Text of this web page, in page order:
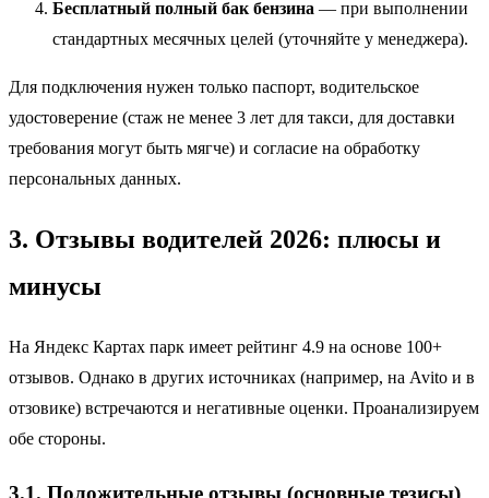
Бесплатный полный бак бензина — при выполнении
стандартных месячных целей (уточняйте у менеджера).
Для подключения нужен только паспорт, водительское
удостоверение (стаж не менее 3 лет для такси, для доставки
требования могут быть мягче) и согласие на обработку
персональных данных.
3. Отзывы водителей 2026: плюсы и
минусы
На Яндекс Картах парк имеет рейтинг 4.9 на основе 100+
отзывов. Однако в других источниках (например, на Avito и в
отзовике) встречаются и негативные оценки. Проанализируем
обе стороны.
3.1. Положительные отзывы (основные тезисы)